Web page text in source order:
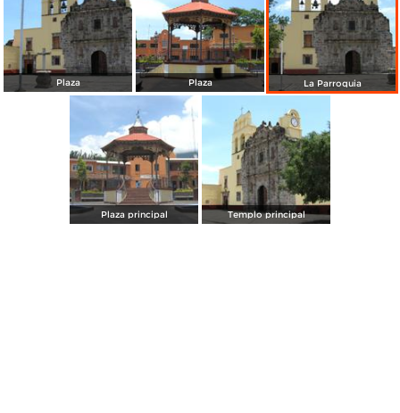
Plaza Plaza La Parroquia
Plaza principal Templo principal